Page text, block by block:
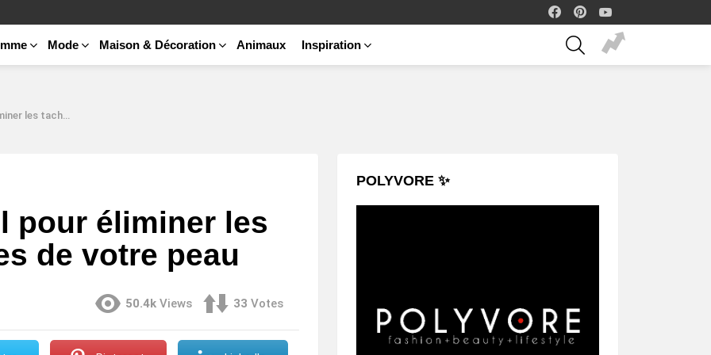
facebook
Mode Maison & Décoration Animaux Inspiration
SEARCH
rides de votre peau
pour éliminer les
de votre peau
50.4k Views 33 Votes
POLYVORE ✨